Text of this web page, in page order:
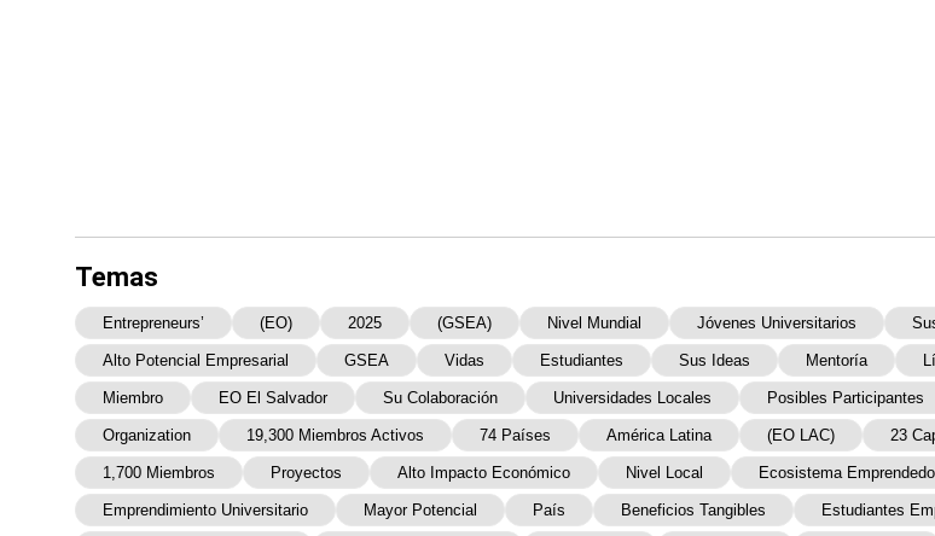
Temas
Entrepreneurs’ (EO) 2025 (GSEA) Nivel Mundial Jóvenes Universitarios
Alto Potencial Empresarial GSEA Vidas Estudiantes Sus Ideas Mentoría
Miembro EO El Salvador Su Colaboración Universidades Locales Posibles Participantes
Organization 19,300 Miembros Activos 74 Países América Latina (EO LAC) 23
1,700 Miembros Proyectos Alto Impacto Económico Nivel Local Ecosistema
Emprendimiento Universitario Mayor Potencial País Beneficios Tangibles Estudiantes